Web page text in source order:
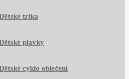
trika
plavky
cyklo oblečení